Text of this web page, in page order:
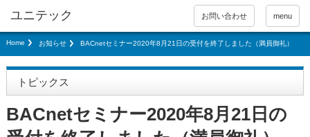
お問い合わせ menu
Home お知らせ BACnetセミナー2020年8月21日の受付を終了しました（満員御礼）
トピックス
BACnetセミナー2020年8月21日の